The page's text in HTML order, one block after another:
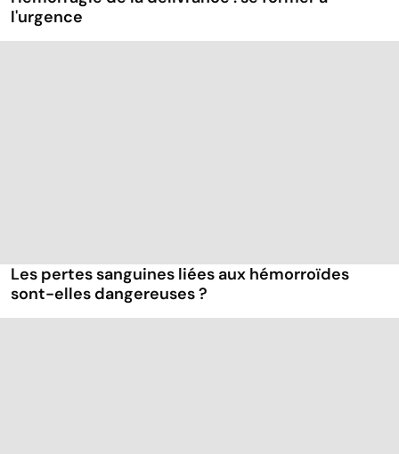
l'urgence
Les pertes sanguines liées aux hémorroïdes
sont-elles dangereuses ?